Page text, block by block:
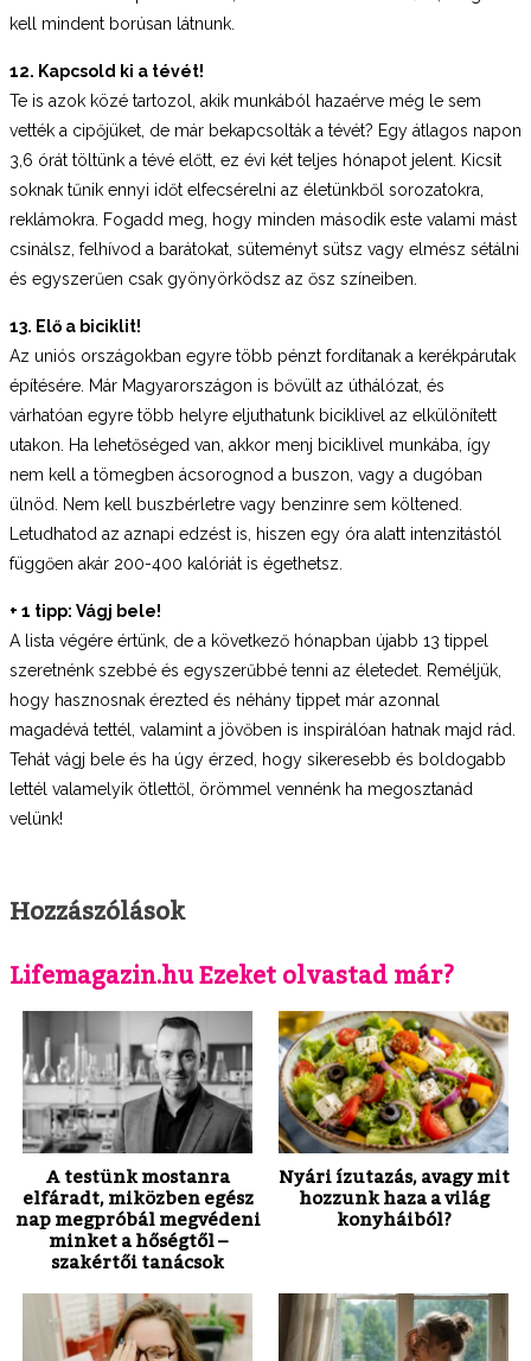
kell mindent borúsan látnunk.
12. Kapcsold ki a tévét!
Te is azok közé tartozol, akik munkából hazaérve még le sem
vették a cipőjüket, de már bekapcsolták a tévét? Egy átlagos napon
3,6 órát töltünk a tévé előtt, ez évi két teljes hónapot jelent. Kicsit
soknak tűnik ennyi időt elfecsérelni az életünkből sorozatokra,
reklámokra. Fogadd meg, hogy minden második este valami mást
csinálsz, felhívod a barátokat, süteményt sütsz vagy elmész sétálni
és egyszerűen csak gyönyörködsz az ősz színeiben.
13. Elő a biciklit!
Az uniós országokban egyre több pénzt fordítanak a kerékpárutak
építésére. Már Magyarországon is bővült az úthálózat, és
várhatóan egyre több helyre eljuthatunk biciklivel az elkülönített
utakon. Ha lehetőséged van, akkor menj biciklivel munkába, így
nem kell a tömegben ácsorognod a buszon, vagy a dugóban
ülnöd. Nem kell buszbérletre vagy benzinre sem költened.
Letudhatod az aznapi edzést is, hiszen egy óra alatt intenzitástól
függően akár 200-400 kalóriát is égethetsz.
+ 1 tipp: Vágj bele!
A lista végére értünk, de a következő hónapban újabb 13 tippel
szeretnénk szebbé és egyszerűbbé tenni az életedet. Reméljük,
hogy hasznosnak érezted és néhány tippet már azonnal
magadévá tettél, valamint a jövőben is inspirálóan hatnak majd rád.
Tehát vágj bele és ha úgy érzed, hogy sikeresebb és boldogabb
lettél valamelyik ötlettől, örömmel vennénk ha megosztanád
velünk!
Hozzászólások
Lifemagazin.hu Ezeket olvastad már?
A testünk mostanra
elfáradt, miközben egész
nap megpróbál megvédeni
minket a hőségtől –
szakértői tanácsok
Nyári ízutazás, avagy mit
hozzunk haza a világ
konyháiból?